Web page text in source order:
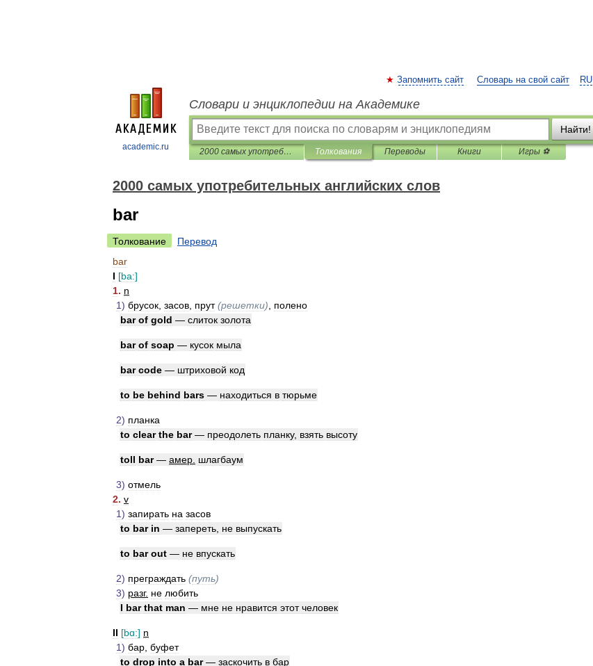
academic.ru
RU
Запомнить сайт Словарь на свой сайт
Словари и энциклопедии на Академике
Найти!
2000 самых употребительных английских слов Толкования Переводы Книги Игры ⚽
2000 самых употребительных английских слов
bar
Толкование
Перевод
bar
I [ba:]
1. n
1) брусок засов прут (решетки)
полено
bar of gold — слиток золота
bar of soap — кусок мыла
bar code — штриховой код
to be behind bars — находиться в тюрьме
2) планка
to clear the bar— преодолеть планку, взять высоту
toll bar— амер шлагбаум
3) отмель
2. v
1) запирать на засов
to bar in — запереть не выпускать
to bar out — не впускать
2) преграждать (путь)
3) разг. не любить
I bar that man — мне не нравится этот человек
II [bɑ:] n
1) бар буфет
to drop into a bar— заскочить в бар